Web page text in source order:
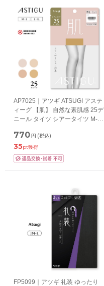
AP7025｜アツギ ATSUGI アステ
ィーグ 【肌】 自然な素肌感 25デ
ニール タイツ シアータイツ M-
770円 (税込)
35pt獲得
FP5099｜アツギ 礼装 ゆったり